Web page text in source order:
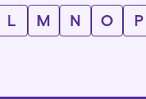
L M N O P